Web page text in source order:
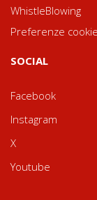
WhistleBlowing
Preferenze cookie
SOCIAL
Facebook
Instagram
X
Youtube